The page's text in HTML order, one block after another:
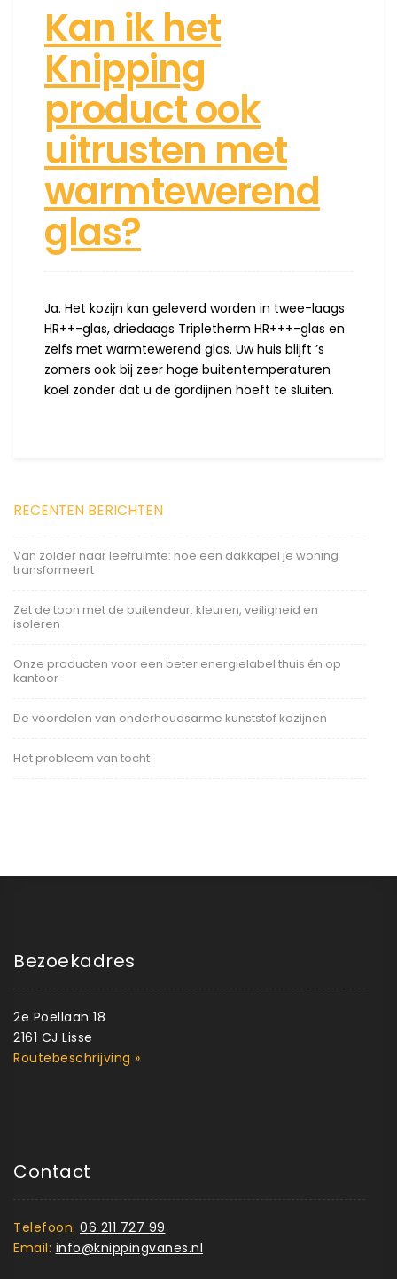
Kan ik het
Knipping
product ook
uitrusten met
warmtewerend
glas?
Ja. Het kozijn kan geleverd worden in twee-laags
HR++-glas, driedaags Tripletherm HR+++-glas en
zelfs met warmtewerend glas. Uw huis blijft ’s
zomers ook bij zeer hoge buitentemperaturen
koel zonder dat u de gordijnen hoeft te sluiten.
RECENTEN BERICHTEN
Van zolder naar leefruimte: hoe een dakkapel je woning
transformeert
Zet de toon met de buitendeur: kleuren, veiligheid en
isoleren
Onze producten voor een beter energielabel thuis én op
kantoor
De voordelen van onderhoudsarme kunststof kozijnen
Het probleem van tocht
Bezoekadres
2e Poellaan 18
2161 CJ Lisse
Routebeschrijving »
Contact
Telefoon: 06 211 727 99
Email: info@knippingvanes.nl